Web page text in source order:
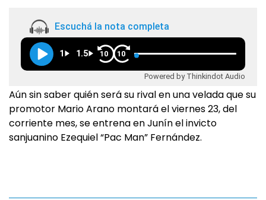
Escuchá la nota completa
1 1.5 10 10
Powered by Thinkindot Audio
Aún sin saber quién será su rival en una velada que su
promotor Mario Arano montará el viernes 23, del
corriente mes, se entrena en Junín el invicto
sanjuanino Ezequiel “Pac Man” Fernández.